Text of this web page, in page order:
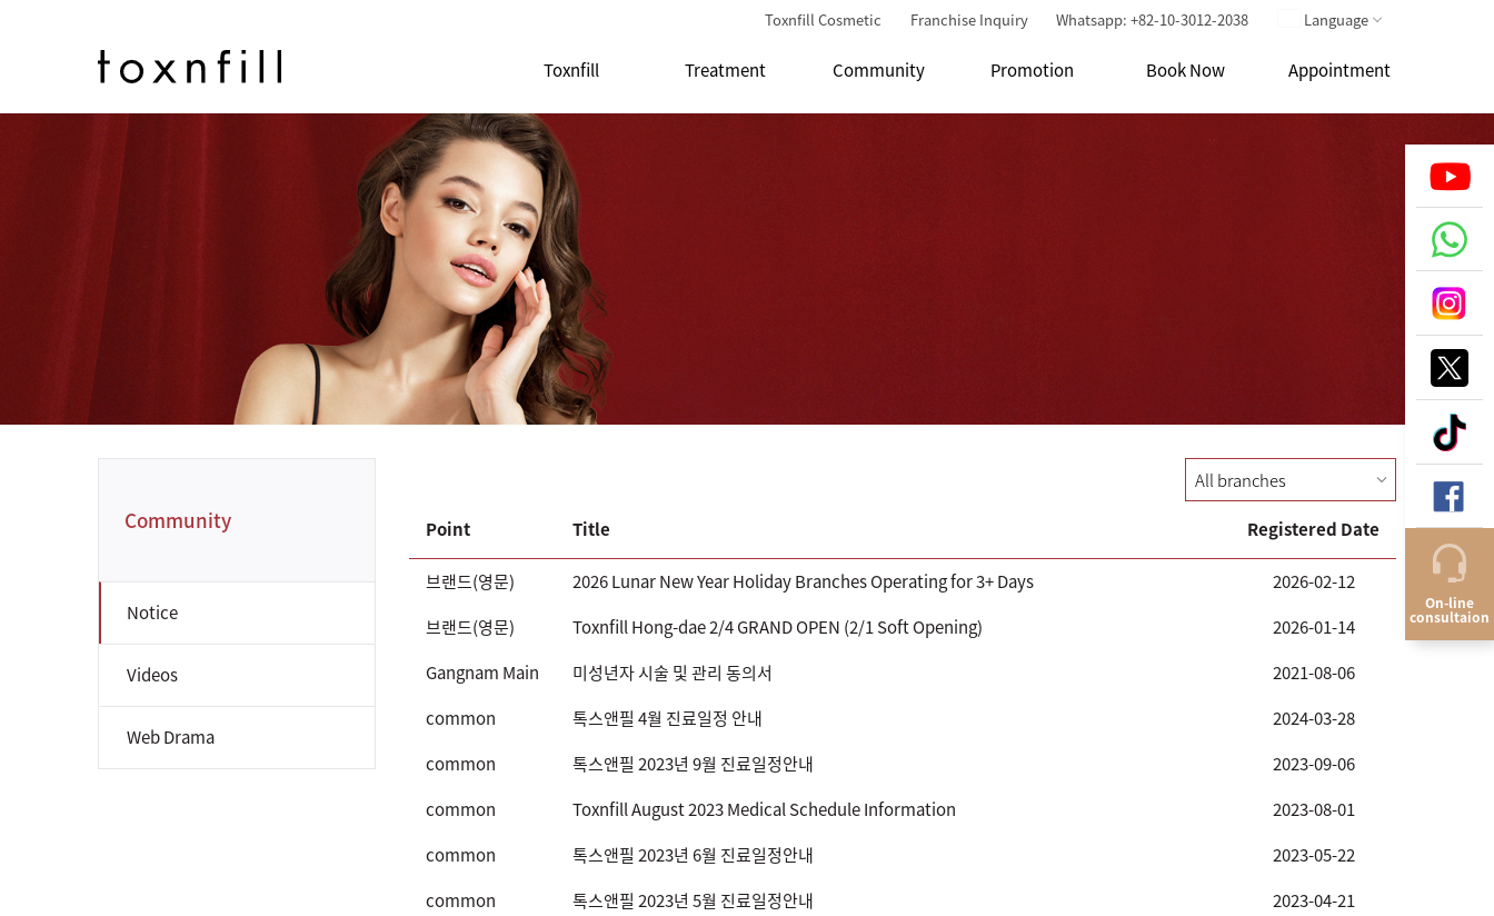
Toxnfill Cosmetic Franchise Inquiry Whatsapp: +82-10-3012-2038 Language
Toxnfill Treatment Community Promotion Book Now Appointment
Community
Notice
Videos
Web Drama
Point Title Registered Date
브랜드(영문) 2026 Lunar New Year Holiday​ Branches Operating for 3+ Days​
2026-02-12
브랜드(영문)
Toxnfill Hong-dae 2/4 GRAND OPEN (2/1 Soft Opening)
2026-01-14
Gangnam Main
미성년자 시술 및 관리 동의서
2021-08-06
common
톡스앤필 4월 진료일정 안내
2024-03-28
common
톡스앤필 2023년 9월 진료일정안내
2023-09-06
common
Toxnfill August 2023 Medical Schedule Information
2023-08-01
common
톡스앤필 2023년 6월 진료일정안내
2023-05-22
common
톡스앤필 2023년 5월 진료일정안내
2023-04-21
On-line
consultaion